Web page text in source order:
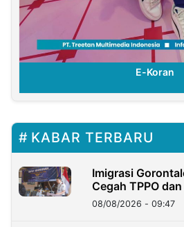
E-Koran
KABAR TERBARU
Imigrasi
Cegah TPPO
08/08/2026 - 09:47